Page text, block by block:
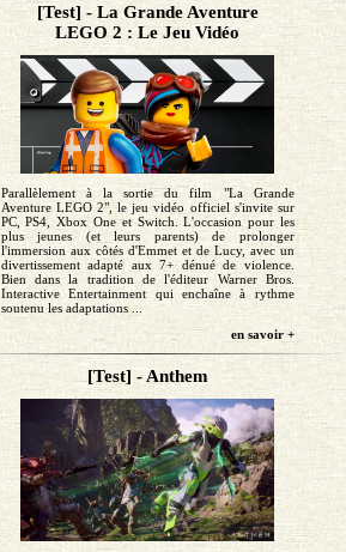
[Test] - La Grande Aventure
LEGO 2 : Le Jeu Vidéo
Parallèlement à la sortie du film "La Grande
Aventure LEGO 2", le jeu vidéo officiel s'invite sur
PC, PS4, Xbox One et Switch. L'occasion pour les
plus jeunes (et leurs parents) de prolonger
l'immersion aux côtés d'Emmet et de Lucy, avec un
divertissement adapté aux 7+ dénué de violence.
Bien dans la tradition de l'éditeur Warner Bros.
Interactive Entertainment qui enchaîne à rythme
soutenu les adaptations ...
en savoir +
[Test] - Anthem